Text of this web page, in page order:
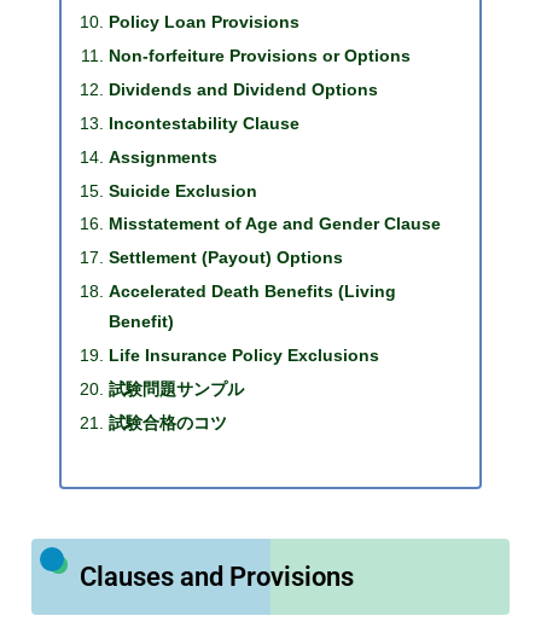
Policy Loan Provisions
Non-forfeiture Provisions or Options
Dividends and Dividend Options
Incontestability Clause
Assignments
Suicide Exclusion
Misstatement of Age and Gender Clause
Settlement (Payout) Options
Accelerated Death Benefits (Living
Benefit)
Life Insurance Policy Exclusions
試験問題サンプル
試験合格のコツ
Clauses and Provisions